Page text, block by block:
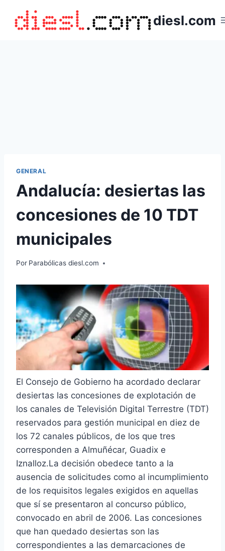
contenido
diesl.com
GENERAL
Andalucía: desiertas las
concesiones de 10 TDT
municipales
Por Parabólicas diesl.com
El Consejo de Gobierno ha acordado declarar
desiertas las concesiones de explotación de
los canales de Televisión Digital Terrestre (TDT)
reservados para gestión municipal en diez de
los 72 canales públicos, de los que tres
corresponden a Almuñécar, Guadix e
Iznalloz.La decisión obedece tanto a la
ausencia de solicitudes como al incumplimiento
de los requisitos legales exigidos en aquellas
que sí se presentaron al concurso público,
convocado en abril de 2006. Las concesiones
que han quedado desiertas son las
correspondientes a las demarcaciones de